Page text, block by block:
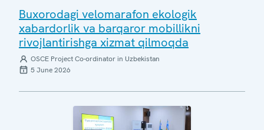
Buxorodagi velomarafon ekologik
xabardorlik va barqaror mobillikni
rivojlantirishga xizmat qilmoqda
OSCE Project Co-ordinator in Uzbekistan
5 June 2026